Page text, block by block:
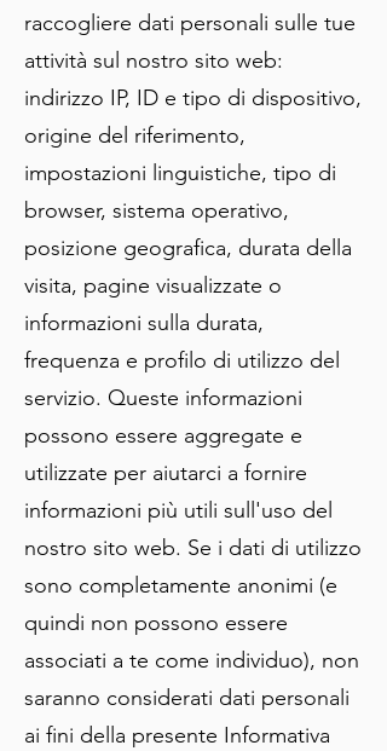
raccogliere dati personali sulle tue
attività sul nostro sito web:
indirizzo IP, ID e tipo di dispositivo,
origine del riferimento,
impostazioni linguistiche, tipo di
browser, sistema operativo,
posizione geografica, durata della
visita, pagine visualizzate o
informazioni sulla durata,
frequenza e profilo di utilizzo del
servizio. Queste informazioni
possono essere aggregate e
utilizzate per aiutarci a fornire
informazioni più utili sull'uso del
nostro sito web. Se i dati di utilizzo
sono completamente anonimi (e
quindi non possono essere
associati a te come individuo), non
saranno considerati dati personali
ai fini della presente Informativa